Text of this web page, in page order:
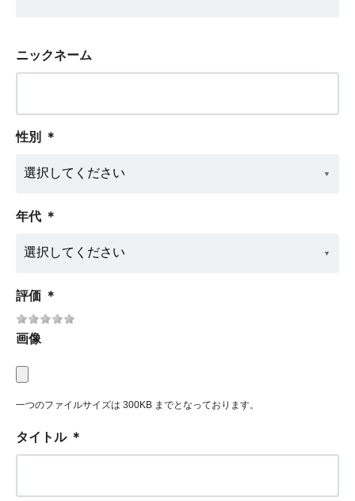
ニックネーム
性別 ＊
年代 ＊
評価 ＊
画像
一つのファイルサイズは 300KB までとなっております。
タイトル ＊